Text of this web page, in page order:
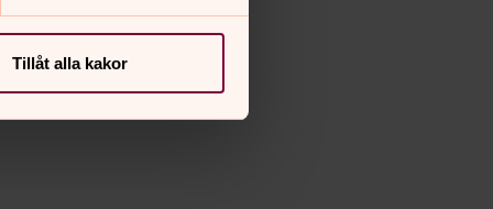
Tillåt alla kakor